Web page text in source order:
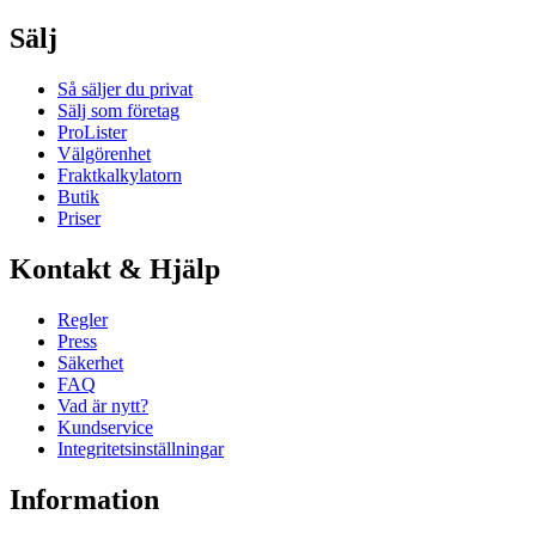
Sälj
Så säljer du privat
Sälj som företag
ProLister
Välgörenhet
Fraktkalkylatorn
Butik
Priser
Kontakt & Hjälp
Regler
Press
Säkerhet
FAQ
Vad är nytt?
Kundservice
Integritetsinställningar
Information